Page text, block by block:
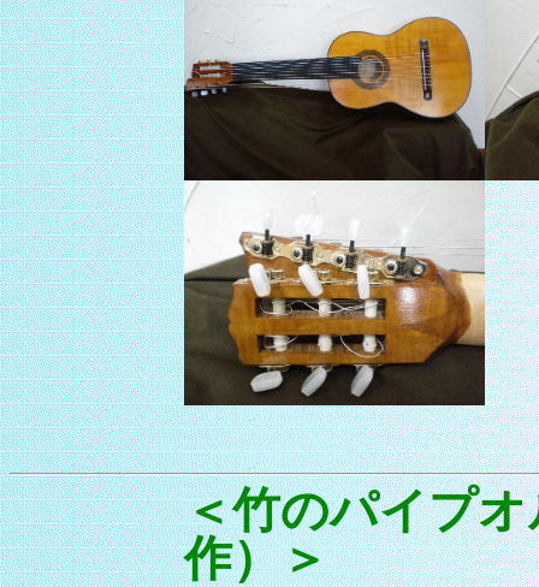
＜竹のパイプオ
作）＞